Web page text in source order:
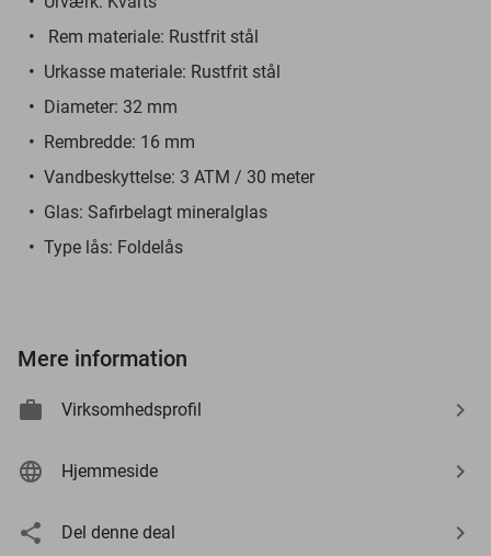
Rem materiale: Rustfrit stål
Urkasse materiale: Rustfrit stål
Diameter: 32 mm
Rembredde: 16 mm
Vandbeskyttelse: 3 ATM / 30 meter
Glas: Safirbelagt mineralglas
Type lås: Foldelås
Mere information
Virksomhedsprofil
Hjemmeside
Del denne deal